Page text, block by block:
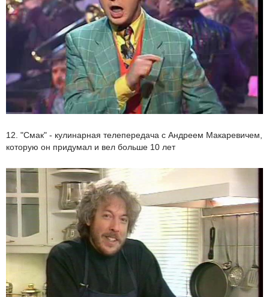
12. "Смак" - кулинарная телепередача с Андреем Макаревичем,
которую он придумал и вел больше 10 лет